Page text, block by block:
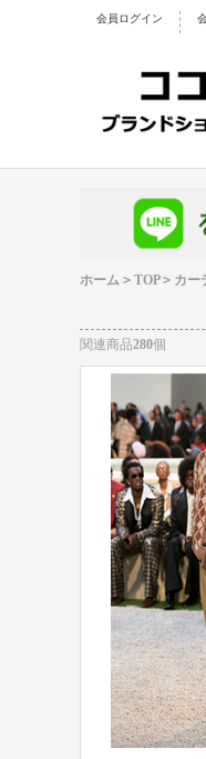
https:// 会員ログイン
ホーム > TOP > カー
関連商品280個